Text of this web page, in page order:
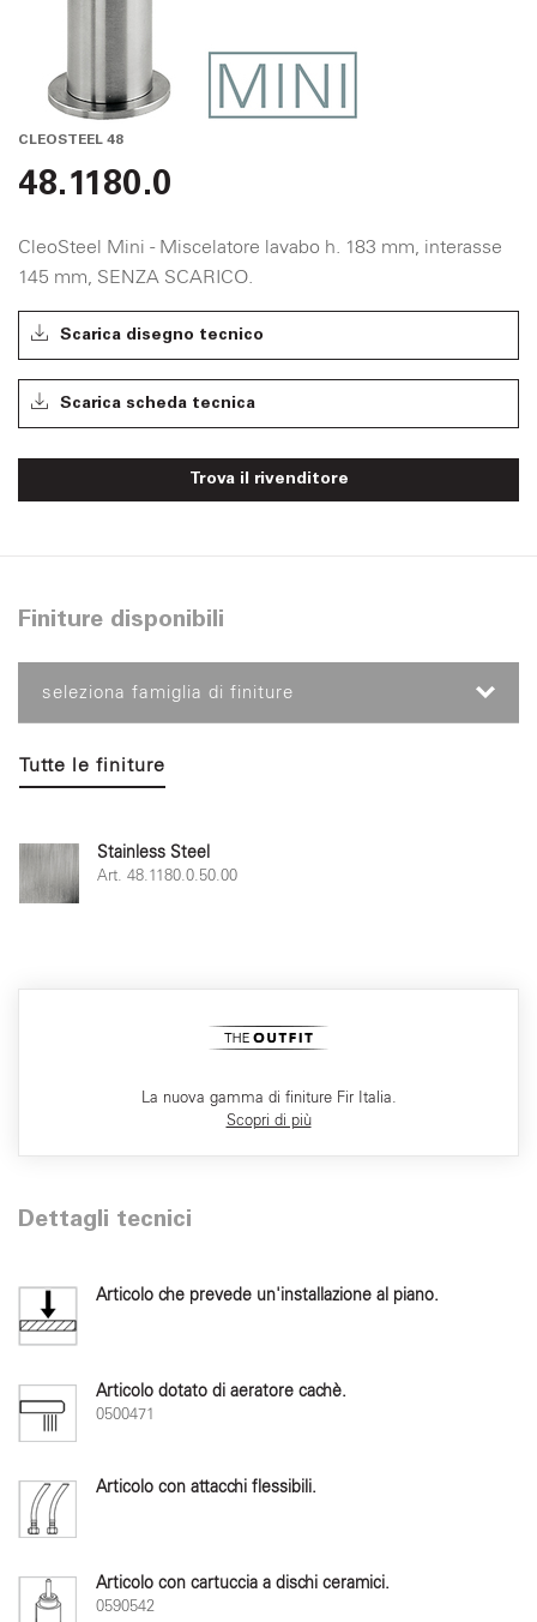
CLEOSTEEL 48
48.1180.0
CleoSteel Mini - Miscelatore lavabo h. 183 mm, interasse
145 mm, SENZA SCARICO.
Scarica disegno tecnico
Scarica scheda tecnica
Trova il rivenditore
Finiture disponibili
seleziona famiglia di finiture
Tutte le finiture
Stainless Steel
Art. 48.1180.0.50.00
La nuova gamma di finiture Fir Italia.
Scopri di più
Dettagli tecnici
Articolo che prevede un'installazione al piano.
Articolo dotato di aeratore cachè.
0500471
Articolo con attacchi flessibili.
Articolo con cartuccia a dischi ceramici.
0590542